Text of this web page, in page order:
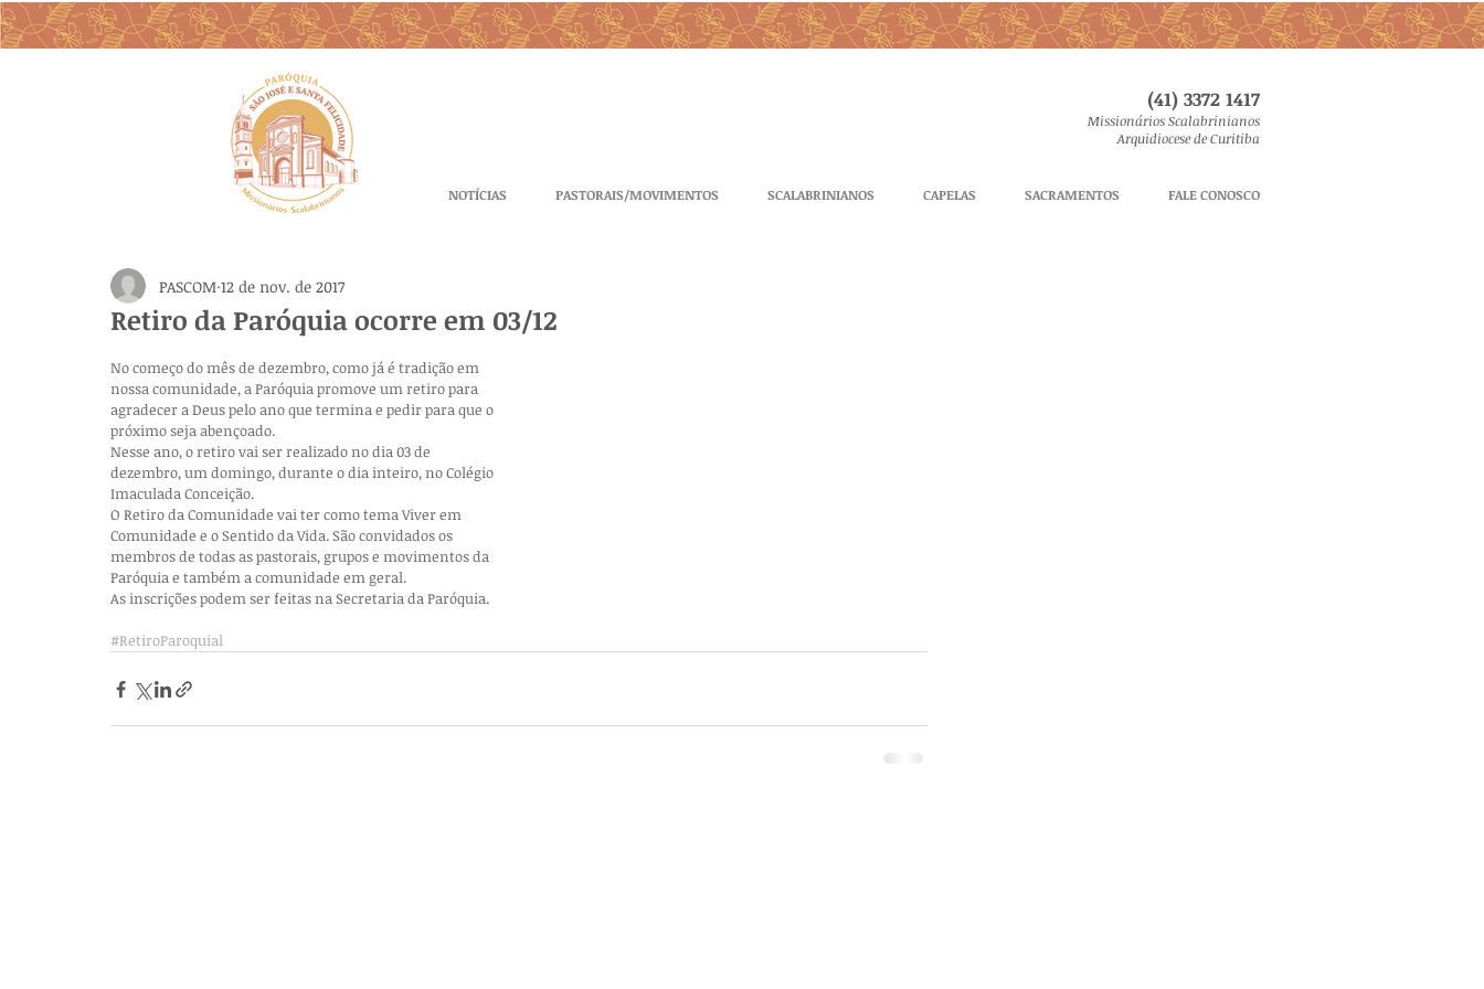
(41) 3372 1417
Missionários Scalabrinianos
Arquidiocese de Curitiba
NOTÍCIAS PASTORAIS/MOVIMENTOS SCALABRINIANOS CAPELAS SACRAMENTOS FALE CONOSCO
Retiro da Paróquia ocorre em 03/12
PASCOM 12 de nov. de 2017
No começo do mês de dezembro, como já é tradição em
nossa comunidade, a Paróquia promove um retiro para
agradecer a Deus pelo ano que termina e pedir para que o
próximo seja abençoado.
Nesse ano, o retiro vai ser realizado no dia 03 de
dezembro, um domingo, durante o dia inteiro, no Colégio
Imaculada Conceição.
O Retiro da Comunidade vai ter como tema Viver em
Comunidade e o Sentido da Vida. São convidados os
membros de todas as pastorais, grupos e movimentos da
Paróquia e também a comunidade em geral.
As inscrições podem ser feitas na Secretaria da Paróquia.
#RetiroParoquial